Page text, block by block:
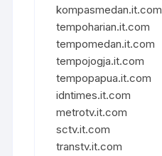
kompasmedan.it.com
tempoharian.it.com
tempomedan.it.com
tempojogja.it.com
tempopapua.it.com
idntimes.it.com
metrotv.it.com
sctv.it.com
transtv.it.com